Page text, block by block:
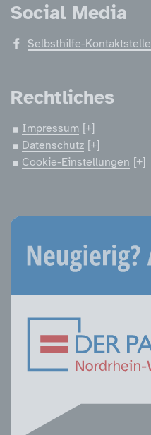
Social Media
Selbsthilfe-Kontaktstelle
Rechtliches
Impressum
Datenschutz
Cookie-Einstellungen